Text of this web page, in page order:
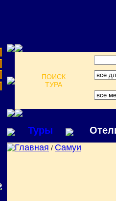
ПОИСК
ТУРА
Туры
Главная / Самуи